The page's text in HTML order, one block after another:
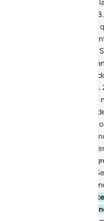
junto con sus pares [en
23.
arréenlos por el
pero deténganlos
sucede que no se
ese día estarán
reclamarse unos a otros.
“Ustedes, con su poder,
Pero [los ídolos]
fueron creyentes [en
pues nosotros no
ustedes [y eligieron
fueron un pueblo
amenaza que Nuestro
el castigo [por nuestra
solo los sedujimos y
desviándose igual que